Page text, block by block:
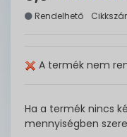
Rendelhető
A termék nem
Ha a termék nincs
mennyiségben